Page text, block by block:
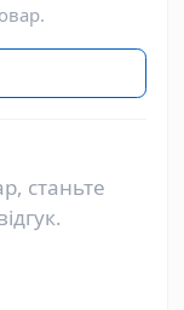
станьте